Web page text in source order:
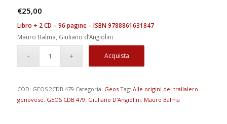
€25,00
Libro + 2 CD – 96 pagine – ISBN 9788861631847
Mauro Balma, Giuliano d’Angiolini
Acquista
COD: GEOS 2CDB 479 Categoria: Geos Tag: Alle origini del trallalero
genovese, GEOS CDB 479, Giuliano D'Angiolini, Mauro Balma